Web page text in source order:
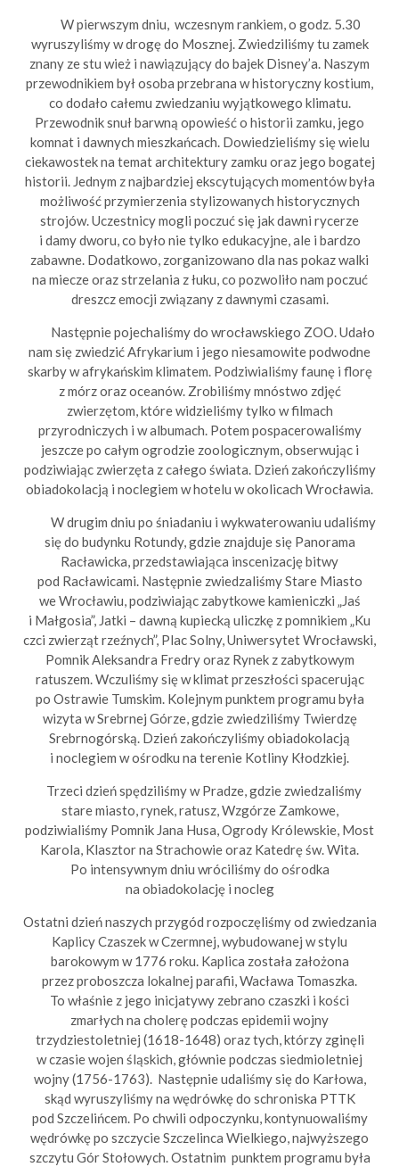
W pierwszym dniu, wczesnym rankiem, o godz. 5.30
wyruszyliśmy w drogę do Mosznej. Zwiedziliśmy tu zamek
znany ze stu wież i nawiązujący do bajek Disney’a. Naszym
przewodnikiem był osoba przebrana w historyczny kostium,
co dodało całemu zwiedzaniu wyjątkowego klimatu.
Przewodnik snuł barwną opowieść o historii zamku, jego
komnat i dawnych mieszkańcach. Dowiedzieliśmy się wielu
ciekawostek na temat architektury zamku oraz jego bogatej
historii. Jednym z najbardziej ekscytujących momentów była
możliwość przymierzenia stylizowanych historycznych
strojów. Uczestnicy mogli poczuć się jak dawni rycerze
i damy dworu, co było nie tylko edukacyjne, ale i bardzo
zabawne. Dodatkowo, zorganizowano dla nas pokaz walki
na miecze oraz strzelania z łuku, co pozwoliło nam poczuć
dreszcz emocji związany z dawnymi czasami.
Następnie pojechaliśmy do wrocławskiego ZOO. Udało
nam się zwiedzić Afrykarium i jego niesamowite podwodne
skarby w afrykańskim klimatem. Podziwialiśmy faunę i florę
z mórz oraz oceanów. Zrobiliśmy mnóstwo zdjęć
zwierzętom, które widzieliśmy tylko w filmach
przyrodniczych i w albumach. Potem pospacerowaliśmy
jeszcze po całym ogrodzie zoologicznym, obserwując i
podziwiając zwierzęta z całego świata. Dzień zakończyliśmy
obiadokolacją i noclegiem w hotelu w okolicach Wrocławia.
W drugim dniu po śniadaniu i wykwaterowaniu udaliśmy
się do budynku Rotundy, gdzie znajduje się Panorama
Racławicka, przedstawiająca inscenizację bitwy
pod Racławicami. Następnie zwiedzaliśmy Stare Miasto
we Wrocławiu, podziwiając zabytkowe kamieniczki „Jaś
i Małgosia”, Jatki – dawną kupiecką uliczkę z pomnikiem „Ku
czci zwierząt rzeźnych”, Plac Solny, Uniwersytet Wrocławski,
Pomnik Aleksandra Fredry oraz Rynek z zabytkowym
ratuszem. Wczuliśmy się w klimat przeszłości spacerując
po Ostrawie Tumskim. Kolejnym punktem programu była
wizyta w Srebrnej Górze, gdzie zwiedziliśmy Twierdzę
Srebrnogórską. Dzień zakończyliśmy obiadokolacją
i noclegiem w ośrodku na terenie Kotliny Kłodzkiej.
Trzeci dzień spędziliśmy w Pradze, gdzie zwiedzaliśmy
stare miasto, rynek, ratusz, Wzgórze Zamkowe,
podziwialiśmy Pomnik Jana Husa, Ogrody Królewskie, Most
Karola, Klasztor na Strachowie oraz Katedrę św. Wita.
Po intensywnym dniu wróciliśmy do ośrodka
na obiadokolację i nocleg
Ostatni dzień naszych przygód rozpoczęliśmy od zwiedzania
Kaplicy Czaszek w Czermnej, wybudowanej w stylu
barokowym w 1776 roku. Kaplica została założona
przez proboszcza lokalnej parafii, Wacława Tomaszka.
To właśnie z jego inicjatywy zebrano czaszki i kości
zmarłych na cholerę podczas epidemii wojny
trzydziestoletniej (1618-1648) oraz tych, którzy zginęli
w czasie wojen śląskich, głównie podczas siedmioletniej
wojny (1756-1763). Następnie udaliśmy się do Karłowa,
skąd wyruszyliśmy na wędrówkę do schroniska PTTK
pod Szczelińcem. Po chwili odpoczynku, kontynuowaliśmy
wędrówkę po szczycie Szczelinca Wielkiego, najwyższego
szczytu Gór Stołowych. Ostatnim punktem programu była